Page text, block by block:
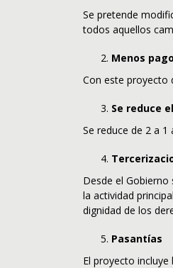
Se pretende
todos aquellos
Menos
Con este proyecto
Se reduce
Se reduce de 2 a
Desde el
la actividad
dignidad de los
Pasantías
El proyecto